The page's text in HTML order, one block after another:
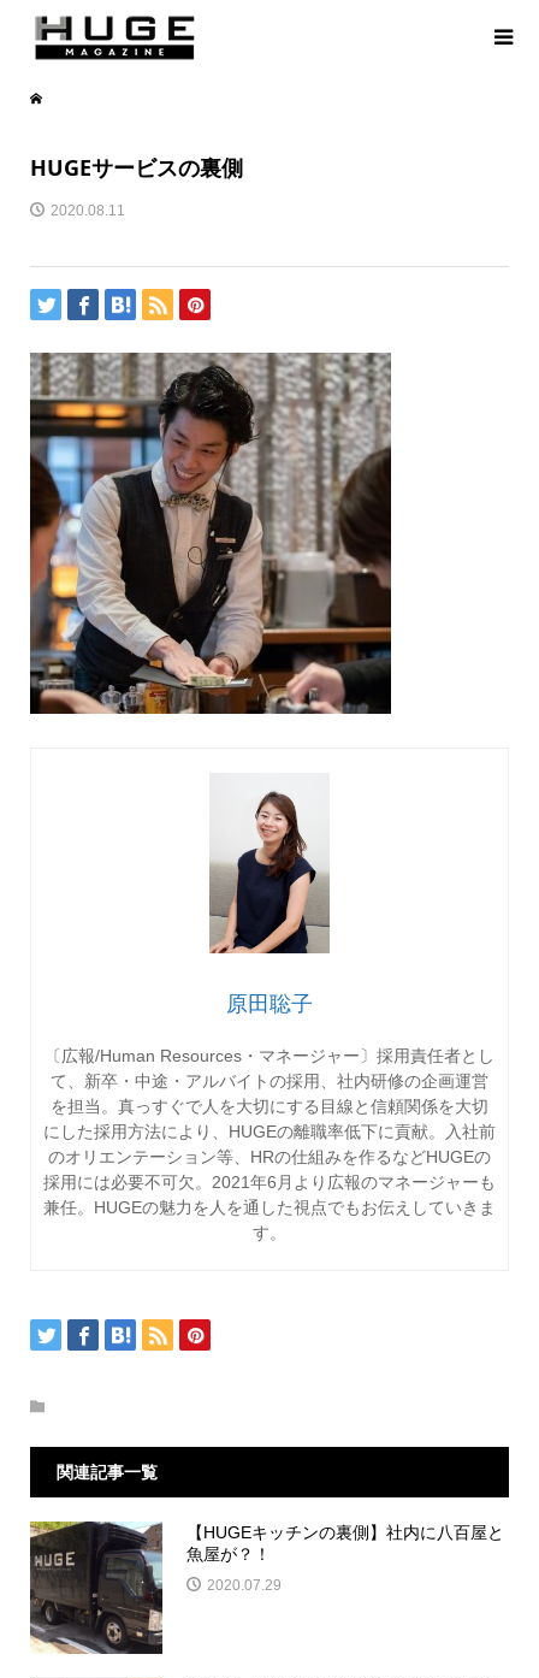
HUGEサービスの裏側
2020.08.11
原田聡子
〔広報/Human Resources・マネージャー〕採用責任者とし
て、新卒・中途・アルバイトの採用、社内研修の企画運営
を担当。真っすぐで人を大切にする目線と信頼関係を大切
にした採用方法により、HUGEの離職率低下に貢献。入社前
のオリエンテーション等、HRの仕組みを作るなどHUGEの
採用には必要不可欠。2021年6月より広報のマネージャーも
兼任。HUGEの魅力を人を通した視点でもお伝えしていきま
す。
関連記事一覧
【HUGEキッチンの裏側】社内に八百屋と
魚屋が？！
2020.07.29